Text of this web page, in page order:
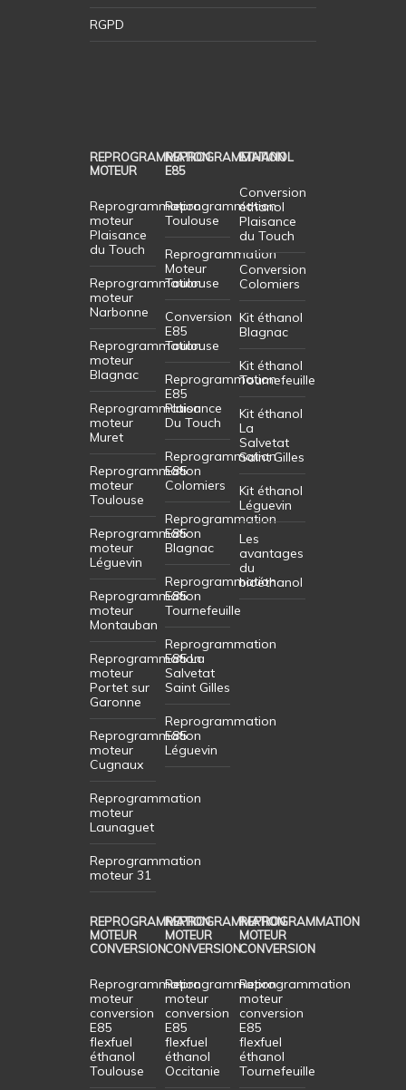
RGPD
REPROGRAMMATION
MOTEUR
Reprogrammation
moteur
Plaisance
du Touch
Reprogrammation
moteur
Narbonne
Reprogrammation
moteur
Blagnac
Reprogrammation
moteur
Muret
Reprogrammation
moteur
Toulouse
Reprogrammation
moteur
Léguevin
Reprogrammation
moteur
Montauban
Reprogrammation
moteur
Portet sur
Garonne
Reprogrammation
moteur
Cugnaux
Reprogrammation
moteur
Launaguet
Reprogrammation
moteur 31
REPROGRAMMATION
E85
Reprogrammation
Toulouse
Reprogrammation
Moteur
Toulouse
Conversion
E85
Toulouse
Reprogrammation
E85
Plaisance
Du Touch
Reprogrammation
E85
Colomiers
Reprogrammation
E85
Blagnac
Reprogrammation
E85
Tournefeuille
Reprogrammation
E85 La
Salvetat
Saint Gilles
Reprogrammation
E85
Léguevin
ETHANOL
Conversion
éthanol
Plaisance
du Touch
Conversion
Colomiers
Kit éthanol
Blagnac
Kit éthanol
Tournefeuille
Kit éthanol
La
Salvetat
Saint Gilles
Kit éthanol
Léguevin
Les
avantages
du
bioéthanol
REPROGRAMMATION
MOTEUR
CONVERSION
Reprogrammation
moteur
conversion
E85
flexfuel
éthanol
Toulouse
REPROGRAMMATION
MOTEUR
CONVERSION
Reprogrammation
moteur
conversion
E85
flexfuel
éthanol
Occitanie
REPROGRAMMATION
MOTEUR
CONVERSION
Reprogrammation
moteur
conversion
E85
flexfuel
éthanol
Tournefeuille